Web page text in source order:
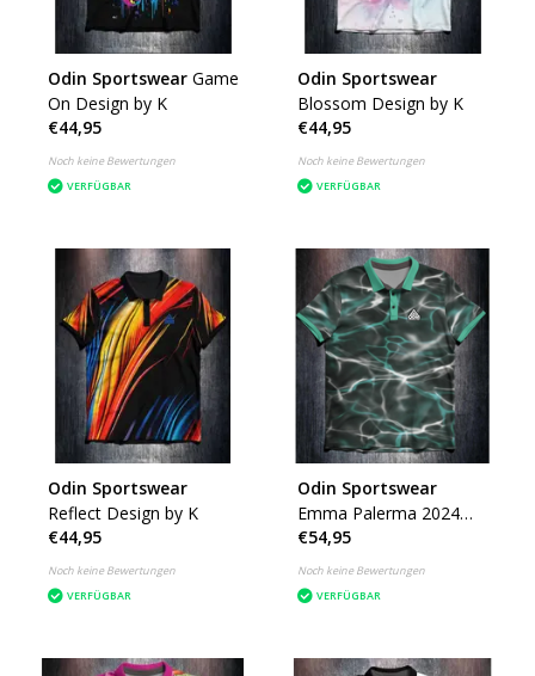
Odin Sportswear Game
On Design by K
€44,95
Noch keine Bewertungen
VERFÜGBAR
Odin Sportswear
Blossom Design by K
€44,95
Noch keine Bewertungen
VERFÜGBAR
Odin Sportswear
Reflect Design by K
€44,95
Noch keine Bewertungen
VERFÜGBAR
Odin Sportswear
Emma Palerma 2024
Grey Green Smoke
€54,95
Noch keine Bewertungen
VERFÜGBAR